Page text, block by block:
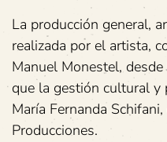
La producción general,
realizada por el artista,
Manuel Monestel,
que la gestión cultural
María Fernanda
Producciones.